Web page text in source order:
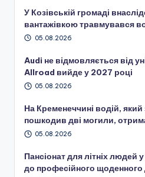
У Козівській громаді
вантажівкою травмувався
05.08.2026
Audi не відмовляється від
Allroad вийде у 2027 році
05.08.2026
На Кременеччині водій, який
пошкодив дві могили,
05.08.2026
Пансіонат для літніх людей
до професійного щоденного